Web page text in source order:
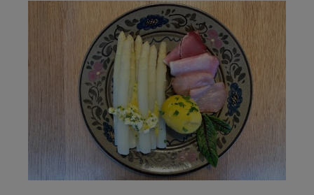
Geschmack
zu
tun
haben